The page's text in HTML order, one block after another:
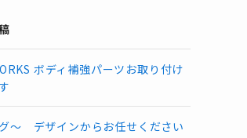
ボディ補強パーツお取り付け
～ デザインからお任せください